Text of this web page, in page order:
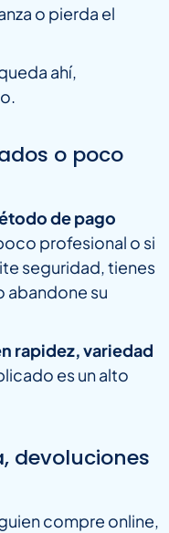
o pierda el
ahí,
o poco
de pago
profesional o si
seguridad, tienes
abandone su
rapidez, variedad
es un alto
devoluciones
compre online,